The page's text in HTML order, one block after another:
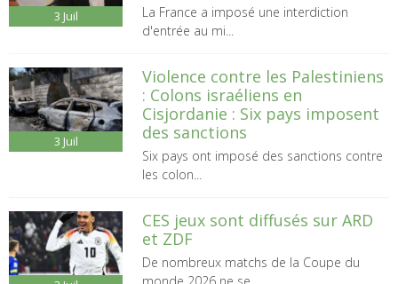
3 Juil
La France a imposé une interdiction
d'entrée au mi...
3 Juil
Violence contre les Palestiniens
: Colons israéliens en
Cisjordanie : Six pays imposent
des sanctions
Six pays ont imposé des sanctions contre
les colon...
CES jeux sont diffusés sur ARD
et ZDF
De nombreux matchs de la Coupe du
monde 2026 ne se...